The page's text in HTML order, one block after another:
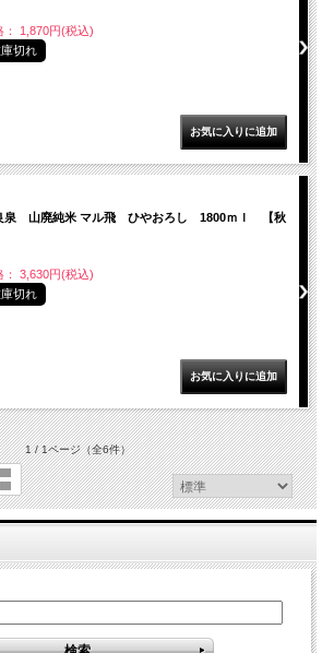
： 1,870円(税込)
切れ
泉 山廃純米 マル飛 ひやおろし 1800ｍｌ 【秋
： 3,630円(税込)
切れ
1 / 1ページ（全6件）